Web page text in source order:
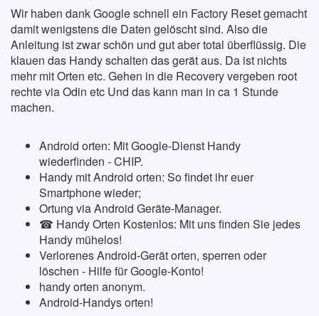
Wir haben dank Google schnell ein Factory Reset gemacht
damit wenigstens die Daten gelöscht sind. Also die
Anleitung ist zwar schön und gut aber total überflüssig. Die
klauen das Handy schalten das gerät aus. Da ist nichts
mehr mit Orten etc. Gehen in die Recovery vergeben root
rechte via Odin etc Und das kann man in ca 1 Stunde
machen.
Android orten: Mit Google-Dienst Handy
wiederfinden - CHIP.
Handy mit Android orten: So findet ihr euer
Smartphone wieder;
Ortung via Android Geräte-Manager.
☎ Handy Orten Kostenlos: Mit uns finden Sie jedes
Handy mühelos!
Verlorenes Android-Gerät orten, sperren oder
löschen - Hilfe für Google-Konto!
handy orten anonym.
Android-Handys orten!